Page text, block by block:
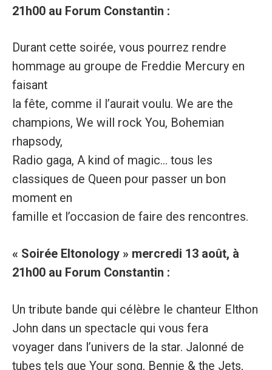
21h00 au Forum Constantin :
Durant cette soirée, vous pourrez rendre
hommage au groupe de Freddie Mercury en
faisant
la fête, comme il l’aurait voulu. We are the
champions, We will rock You, Bohemian
rhapsody,
Radio gaga, A kind of magic... tous les
classiques de Queen pour passer un bon
moment en
famille et l’occasion de faire des rencontres.
« Soirée Eltonology » mercredi 13 août, à
21h00 au Forum Constantin :
Un tribute bande qui célèbre le chanteur Elthon
John dans un spectacle qui vous fera
voyager dans l’univers de la star. Jalonné de
tubes tels que Your song, Bennie & the Jets,